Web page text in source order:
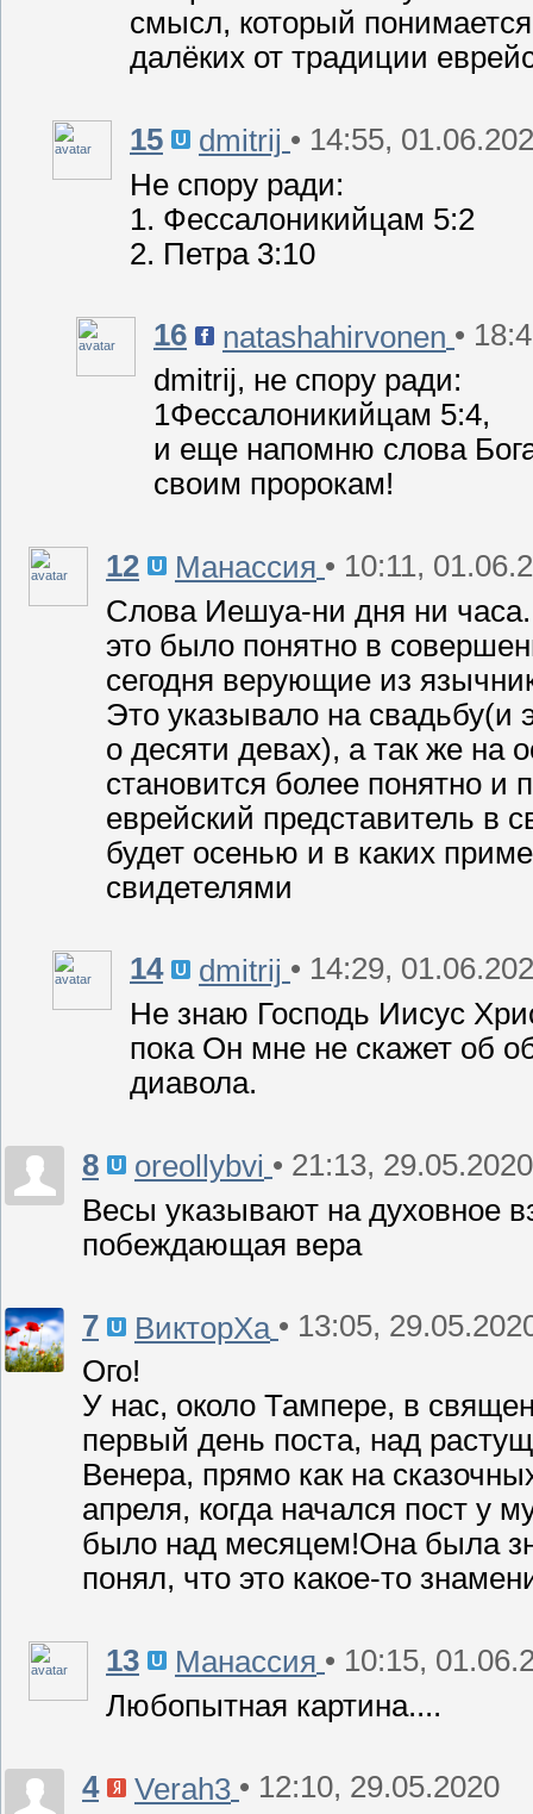
смысл, который
далёких от традиции
15 dmitrij • 14:55,
Не спору ради:
1. Фессалоникийцам 5:2
2. Петра 3:10
16 natashahirvonen •
dmitrij, не спору ради:
1Фессалоникийцам 5:4,
и еще напомню слова
своим пророкам!
12 Манассия • 10:11,
Слова Иешуа-ни дня ни
это было понятно в
сегодня верующие из
Это указывало на свадьбу(и
о десяти девах), а так же на
становится более понятно
еврейский представитель в
будет осенью и в каких
свидетелями
14 dmitrij • 14:29,
Не знаю Господь Иисус
пока Он мне не скажет об
диавола.
8 oreollybvi • 21:13, 29.05.2020
Весы указывают на духовное
побеждающая вера
7 ВикторХа • 13:05,
Ого!
У нас, около Тампере, в
первый день поста, над
Венера, прямо как на
апреля, когда начался пост у
было над месяцем!Она была
понял, что это какое-то
13 Манассия • 10:15,
Любопытная картина....
4 Verah3 • 12:10, 29.05.2020